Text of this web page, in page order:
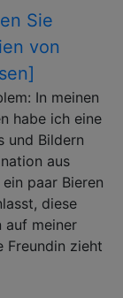
Sie
von
In meinen
habe ich eine
und Bildern
aus
paar Bieren
diese
auf meiner
Freundin zieht